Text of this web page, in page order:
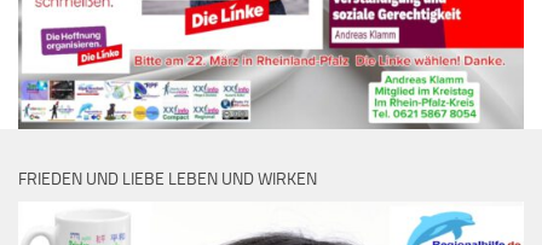
FRIEDEN UND LIEBE LEBEN UND WIRKEN